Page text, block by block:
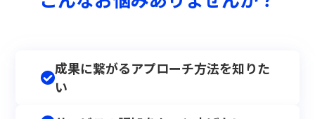
成果に繋がるアプローチ方法を知りた
い